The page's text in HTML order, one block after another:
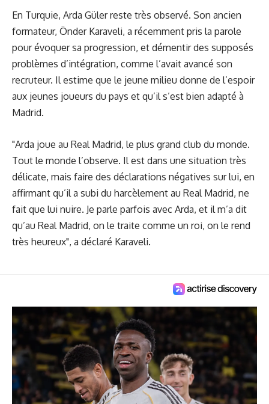
En Turquie, Arda Güler reste très observé. Son ancien
formateur, Önder Karaveli, a récemment pris la parole
pour évoquer sa progression, et démentirdes supposés
problèmes d’intégration, comme l’avait avancé son
recruteur. Il estime que le jeune milieu donne de l’espoir
aux jeunes joueurs du pays et qu’il s’est bien adapté à
Madrid.
"Arda joue au Real Madrid, le plus grand club du monde.
Tout le monde l’observe. Il est dans une situation très
délicate, mais faire des déclarations négatives sur lui, en
affirmant qu’il a subi du harcèlement au Real Madrid, ne
fait que lui nuire. Je parle parfois avec Arda, et il m’a dit
qu’au Real Madrid, on le traite comme un roi, on le rend
très heureux", a déclaré Karaveli.